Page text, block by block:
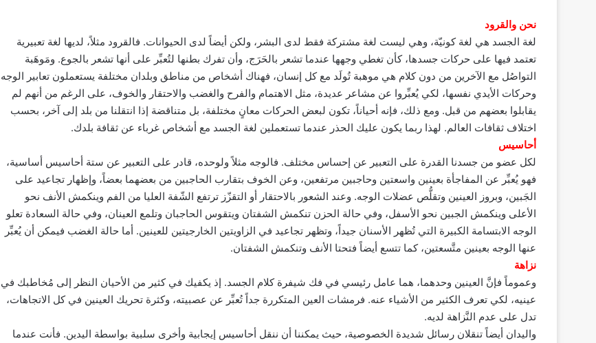
نحن والقرود
لغة الجسد هي لغة كونيّة، وهي ليست لغة مشتركة فقط لدى البشر، ولكن أيضاً لدى الحيوانات. فالقرود مثلاً، لديها لغة تعبيرية
تعتمد فيها على حركات جسدها، كأن تغطي وجهها عندما تشعر بالحَرَج، وأن تفرك بطنها لتُعبِّر على أنها تشعر بالجوع. ومَوهَبة
التواصُل مع الآخرين من دون كلام هي موهبة تُولَد مع كل إنسان، فهناك أشخاص من مناطق وبلدان مختلفة يستعملون تعابير الوجه
وحركات الأيدي نفسها، لكي يُعبِّروا عن مشاعر عديدة، مثل الاهتمام والفرح والغضب والاحتقار والخوف، على الرغم من أنهم لم
يقابلوا بعضهم من قبل. ومع ذلك، فإنه أحياناً، تكون لبعض الحركات معانٍ مختلفة، بل متناقضة إذا انتقلنا من بلد إلى آخر، بحسب
اختلاف ثقافات العالم. لهذا ربما يكون عليك الحذر عندما تستعملين لغة الجسد مع أشخاص غرباء عن ثقافة بلدك.
أحاسيس
لكل عضو من جسدنا القدرة على التعبير عن إحساس مختلف. فالوجه مثلاً ولوحده، قادر على التعبير عن ستة أحاسيس أساسية،
فهو يُعبِّر عن المفاجأة بعينين واسعتين وحاجبين مرتفعين، وعن الخوف بتقارب الحاجبين من بعضهما بعضاً، وإظهار تجاعيد على
الجَبين، وبروز العينين وتقلُّص عضلات الوجه. وعند الشعور بالاحتقار أو التقزّز ترتفع الشّفة العليا من الفم وينكمش الأنف نحو
الأعلى وينكمش الجبين نحو الأسفل، وفي حالة الحزن تنكمش الشفتان ويتقوس الحاجبان وتلمع العينان، وفي حالة السعادة تعلو
الوجه الابتسامة الكبيرة التي تُظهر الأسنان جيداً، وتظهر تجاعيد في الزاويتين الخارجيتين للعينين. أما حالة الغضب فيمكن أن يُعبِّر
عنها الوجه بعينين متَّسعتين، كما تتسع أيضاً فتحتا الأنف وتنكمش الشفتان.
نزاهة
وعموماً فإنَّ العينين وحدهما، هما عامل رئيسي في فك شيفرة كلام الجسد. إذ يكفيك في كثير من الأحيان النظر إلى مُخاطبك في
عينيه، لكي تعرف الكثير من الأشياء عنه. فرمشات العين المتكررة جداً تُعبِّر عن عصبيته، وكثرة تحريك العينين في كل الاتجاهات،
تدل على عدم النَّزاهة لديه.
واليدان أيضاً تنقلان رسائل شديدة الخصوصية، حيث يمكننا أن ننقل أحاسيس إيجابية وأخرى سلبية بواسطة اليدين. فأنت عندما